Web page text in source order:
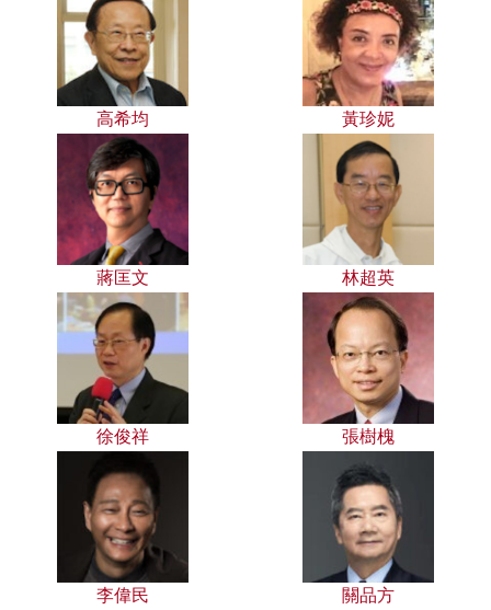
高希均 黃珍妮
蔣匡文 林超英
徐俊祥 張樹槐
李偉民 關品方